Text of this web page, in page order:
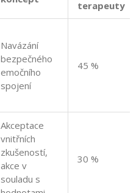
terapeuty
Navázání
bezpečného
emočního
spojení
45 %
Akceptace
vnitřních
zkušeností,
akce v
souladu s
30 %